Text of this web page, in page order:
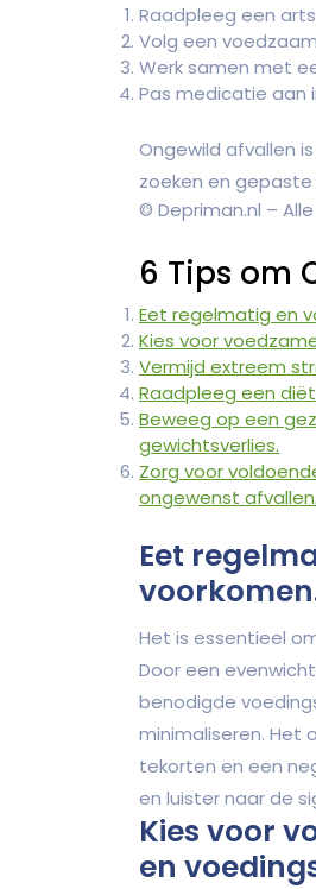
Raadpleeg een
Volg een
Werk samen met
Pas medicatie aan
Ongewild afvallen
zoeken en
© Depriman.nl –
6 Tips om
Eet regelmatig en
Kies voor
Vermijd extreem
Raadpleeg een
Beweeg op een
gewichtsverlies.
Zorg voor
ongewenst afvallen.
Eet
Het is essentieel
Door een
benodigde
minimaliseren. Het
tekorten en een
en luister naar de
Kies voor
en